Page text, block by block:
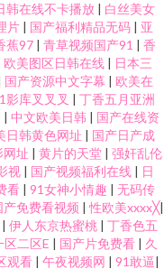
韩在线不卡播放 | 白丝美女
片 | 国产福利精品无码 | 亚
蕉97 | 青草视频国产91 | 香
欧美图区日韩在线 | 日本三
国产资源中文字幕 | 欧美在
影库叉叉叉 | 丁香五月亚洲
| 中文欧美日韩 | 国产在线资
日韩黄色网址 | 国产日产成
网址 | 黄片的天堂 | 强奸乱伦
视 | 国产视频福利在线 | 日
看 | 91女神小情趣 | 无码传
产免费看视频 |性欧美xxxx╳|
| 伊人东京热蜜桃 | 丁香色五
区二区E | 国产片免费看 | 久
观看 | 午夜视频网 | 91敢逼|